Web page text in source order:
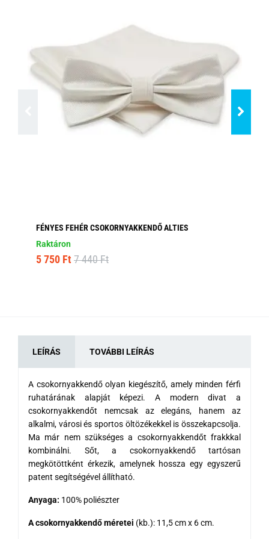
FÉNYES FEHÉR CSOKORNYAKKENDŐ ALTIES
Raktáron
5 750 Ft 7 440 Ft
LEÍRÁS TOVÁBBI LEÍRÁS
A csokornyakkendő olyan kiegészítő, amely minden férfi
ruhatárának alapját képezi. A modern divat a
csokornyakkendőt nemcsak az elegáns, hanem az
alkalmi, városi és sportos öltözékekkel is összekapcsolja.
Ma már nem szükséges a csokornyakkendőt frakkkal
kombinálni. Sőt, a csokornyakkendő tartósan
megkötöttként érkezik, amelynek hossza egy egyszerű
patent segítségével állítható.
Anyaga: 100% poliészter
A csokornyakkendő méretei (kb.): 11,5 cm x 6 cm.